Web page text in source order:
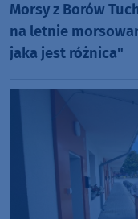
Morsy z Borów
na letnie
jaka jest różnica"